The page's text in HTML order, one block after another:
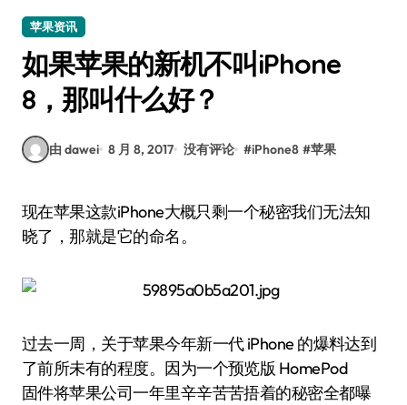
苹果资讯
如果苹果的新机不叫iPhone
8，那叫什么好？
由 dawei 8 月 8, 2017 没有评论 #iPhone8 #苹果
现在苹果这款iPhone大概只剩一个秘密我们无法知
晓了，那就是它的命名。
过去一周，关于苹果今年新一代 iPhone 的爆料达到
了前所未有的程度。因为一个预览版 HomePod
固件将苹果公司一年里辛辛苦苦捂着的秘密全都曝